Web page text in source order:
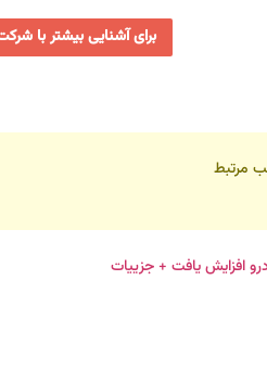
برای آشنایی بیشتر با
مرتبط
افزایش یافت + جزییات